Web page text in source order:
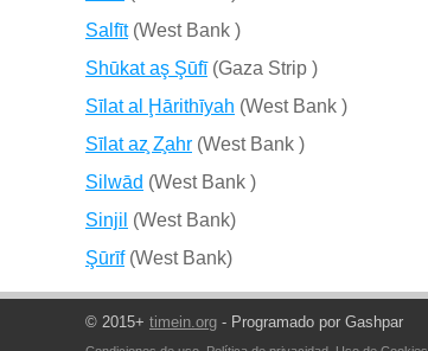
Salfīt(West Bank )
Shūkat aş Şūfī(Gaza Strip )
Sīlat al Ḩārithīyah (West Bank )
Sīlat az̧ Z̧ahr (West Bank )
Silwād (West Bank )
Sinjil (West Bank)
Şūrīf(West Bank)
© 2015+ timein.org - Programado por Gashpar